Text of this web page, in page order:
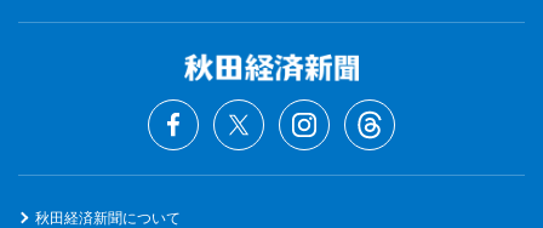
秋田経済新聞について